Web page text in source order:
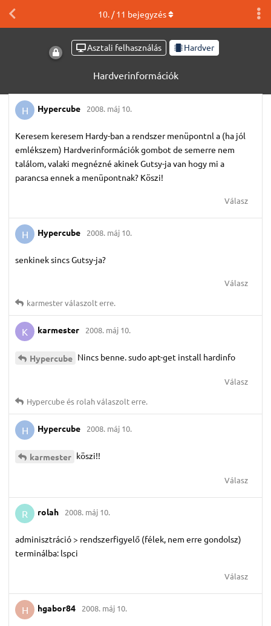
Asztali felhasználás Hardver
Hardverinformációk
10. /11 bejegyzés
H Hypercube 2008. máj 10.
Keresem keresem Hardy-ban a rendszer menüpontnl a (ha jól
emlékszem) Hardverinformációk gombot de semerre nem
találom, valaki megnézné akinek Gutsy-ja van hogy mi a
parancsa ennek a menüpontnak? Köszi!
Válasz
H Hypercube 2008. máj 10.
senkinek sincs Gutsy-ja?
Válasz
karmesterválaszolt erre.
K karmester 2008. máj 10.
Hypercube Nincs benne. sudo apt-get install hardinfo
Válasz
Hypercubeés rolahválaszolt erre.
H Hypercube 2008. máj 10.
karmester köszi!!
Válasz
R rolah 2008. máj 10.
adminisztráció > rendszerfigyelő (félek, nem erre gondolsz)
terminálba: lspci
Válasz
H hgabor84 2008. máj 10.